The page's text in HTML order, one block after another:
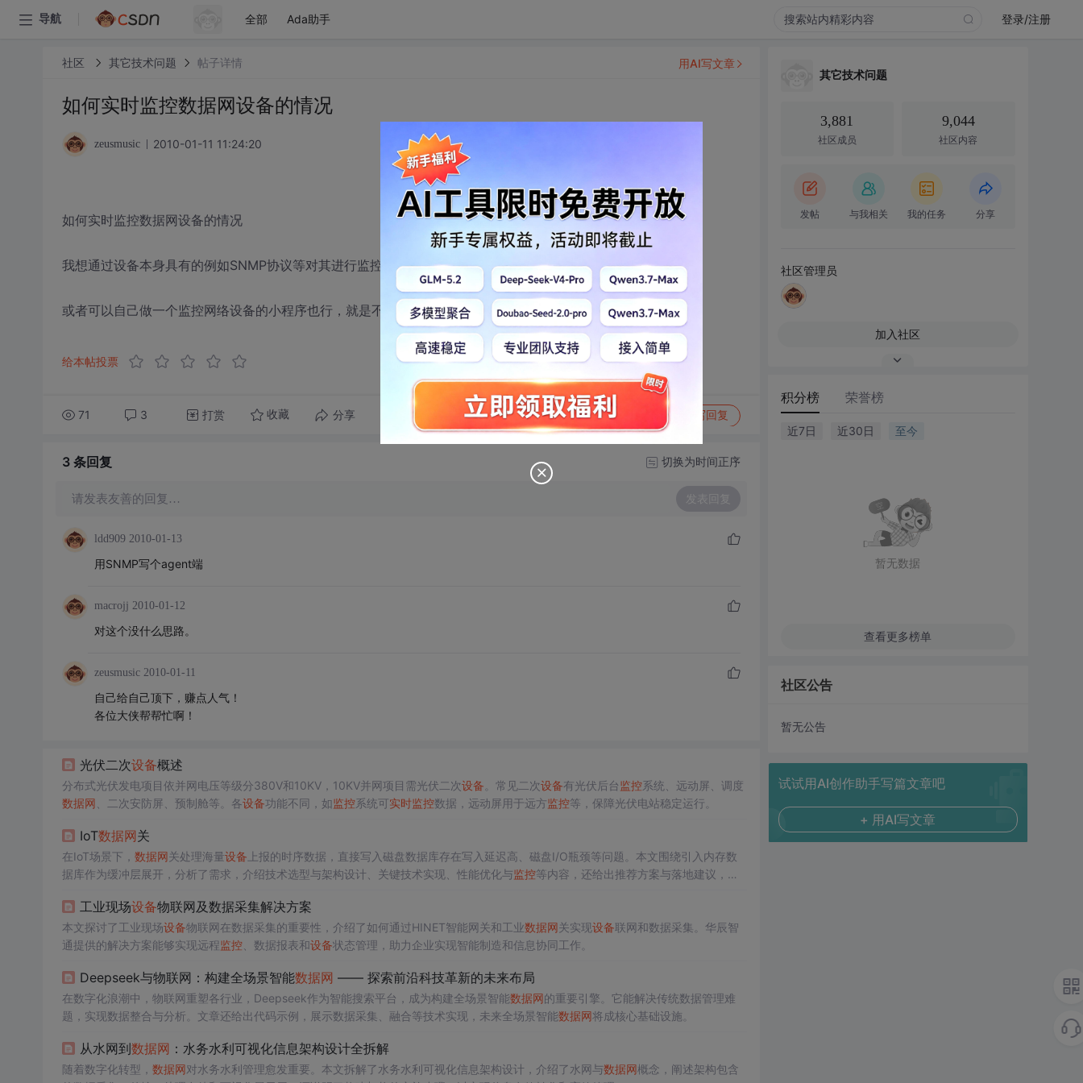
导航 全部 Ada助手 登录/注册
社区 其它技术问题 帖子详情
如何实时监控数据网设备的情况
zeusmusic 2010-01-11 11:24:20
如何实时监控数据网设备的情况
我想通过设备本身具有的例如SNMP协议等对其进行监控，但是不知道怎么做，也不知道是否可行，
或者可以自己做一个监控网络设备的小程序也行，就是不知道如何实施，请问各位大侠们有什么建议啊？
给本帖投票
71 3 打赏 收藏 分享 举报 写回复
用AI写文章
3 条回复 切换为时间正序
请发表友善的回复… 发表回复
ldd909 2010-01-13
用SNMP写个agent端
macrojj 2010-01-12
对这个没什么思路。
zeusmusic 2010-01-11
自己给自己顶下，赚点人气！
各位大侠帮帮忙啊！
光伏二次设备概述
分布式光伏发电项目依并网电压等级分380V和10KV，10KV并网项目需光伏二次设备 。常见二次设备有光伏后台监控系统、远动屏、调度
数据网 、二次安防屏、预制舱等。各设备功能不同，如监控系统可实时监控数据，远动屏用于远方监控等，保障光伏电站稳定运行。
‌IoT数据网关‌
在IoT场景下， 数据网关处理海量设备 上报的时序数据，直接写入磁盘数据库存在写入延迟高、磁盘I/O瓶颈等问题。本文围绕引入内存数
据库作为缓冲层展开，分析了需求，介绍技术选型与架构设计、关键技术实现、性能优化与监控等内容，还给出推荐方案与落地建议，可
工业现场设备物联网及数据采集解决方案
本文探讨了工业现场设备物联网在数据采集的重要性，介绍了如何通过HINET智能网关和工业数据网关实现设备联网和数据采集。华辰智
通提供的解决方案能够实现远程监控、数据报表和设备状态管理，助力企业实现智能制造和信息协同工作。
Deepseek与物联网：构建全场景智能数据网 —— 探索前沿科技革新的未来布局
在数字化浪潮中，物联网重塑各行业，Deepseek作为智能搜索平台，成为构建全场景智能数据网的重要引擎。它能解决传统数据管理难
题，实现数据整合与分析。文章还给出代码示例，展示数据采集、融合等技术实现，未来全场景智能数据网将成核心基础设施。
从水网到数据网 ：水务水利可视化信息架构设计全拆解
随着数字化转型， 数据网对水务水利管理愈发重要。本文拆解了水务水利可视化信息架构设计，介绍了水网与数据网概念，阐述架构包含
其它技术问题
3,881
社区成员
9,044
社区内容
发帖 与我相关 我的任务 分享
社区管理员
加入社区
积分榜 荣誉榜
近7日 近30日 至今
暂无数据
查看更多榜单
社区公告
暂无公告
试试用AI创作助手写篇文章吧
+ 用AI写文章